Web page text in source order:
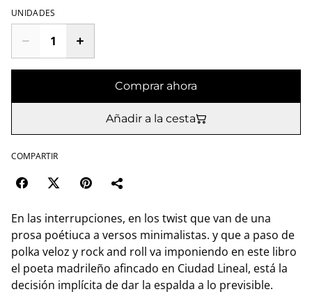
UNIDADES
Comprar ahora
Añadir a la cesta
COMPARTIR
En las interrupciones, en los twist que van de una
prosa poétiuca a versos minimalistas. y que a paso de
polka veloz y rock and roll va imponiendo en este libro
el poeta madrileño afincado en Ciudad Lineal, está la
decisión implícita de dar la espalda a lo previsible.